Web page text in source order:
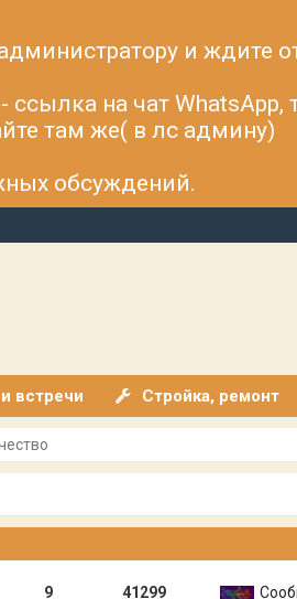
и ждите
ссылка на чат
там же( в лс админу)
обсуждений.
встречи Стройка, ремонт
9
41299